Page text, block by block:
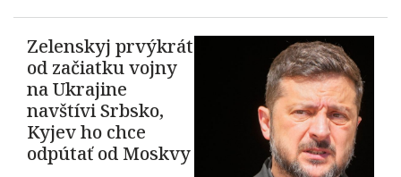
Zelenskyj prvýkrát
od začiatku vojny
na Ukrajine
navštívi Srbsko,
Kyjev ho chce
odpútať od Moskvy